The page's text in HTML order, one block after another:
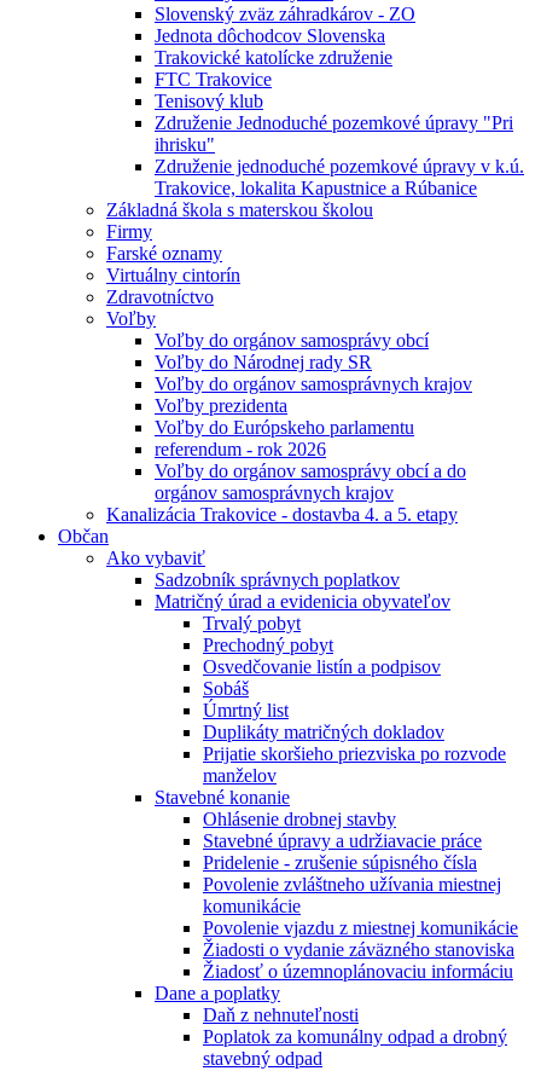
Slovenský zväz záhradkárov - ZO
Jednota dôchodcov Slovenska
Trakovické katolícke združenie
FTC Trakovice
Tenisový klub
Združenie Jednoduché pozemkové úpravy "Pri
ihrisku"
Združenie jednoduché pozemkové úpravy v k.ú.
Trakovice, lokalita Kapustnice a Rúbanice
Základná škola s materskou školou
Firmy
Farské oznamy
Virtuálny cintorín
Zdravotníctvo
Voľby
Voľby do orgánov samosprávy obcí
Voľby do Národnej rady SR
Voľby do orgánov samosprávnych krajov
Voľby prezidenta
Voľby do Európskeho parlamentu
referendum - rok 2026
Voľby do orgánov samosprávy obcí a do
orgánov samosprávnych krajov
Kanalizácia Trakovice - dostavba 4. a 5. etapy
Občan
Ako vybaviť
Sadzobník správnych poplatkov
Matričný úrad a evidenicia obyvateľov
Trvalý pobyt
Prechodný pobyt
Osvedčovanie listín a podpisov
Sobáš
Úmrtný list
Duplikáty matričných dokladov
Prijatie skoršieho priezviska po rozvode
manželov
Stavebné konanie
Ohlásenie drobnej stavby
Stavebné úpravy a udržiavacie práce
Pridelenie - zrušenie súpisného čísla
Povolenie zvláštneho užívania miestnej
komunikácie
Povolenie vjazdu z miestnej komunikácie
Žiadosti o vydanie záväzného stanoviska
Žiadosť o územnoplánovaciu informáciu
Dane a poplatky
Daň z nehnuteľnosti
Poplatok za komunálny odpad a drobný
stavebný odpad